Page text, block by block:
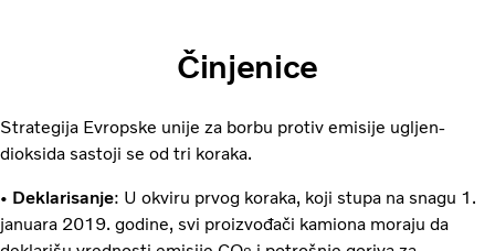
Činjenice
Strategija Evropske unije za borbu protiv emisije ugljen-
dioksida sastoji se od tri koraka.
• Deklarisanje: U okviru prvog koraka, koji stupa na snagu 1.
januara 2019. godine, svi proizvođači kamiona moraju da